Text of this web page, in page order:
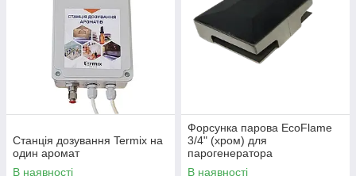
Станція дозування Termix на
один аромат
В наявності
Форсунка парова EcoFlame
3/4" (хром) для
парогенератора
В наявності